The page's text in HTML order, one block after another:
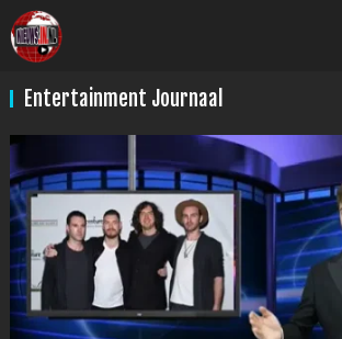
Entertainment Journaal